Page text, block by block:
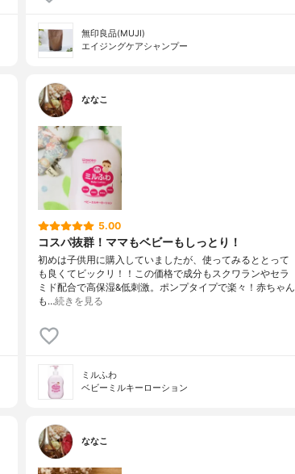
無印良品(MUJI)
エイジングケアシャンプー
ななこ
5.00
コスパ抜群！ママもベビーもしっとり！
初めは子供用に購入していましたが、使ってみるととって
も良くてビックリ！！この価格で成分もスクワランやセラ
ミド配合で高保湿&低刺激。ポンプタイプで楽々！赤ちゃん
も…続きを見る
ミルふわ
ベビーミルキーローション
ななこ